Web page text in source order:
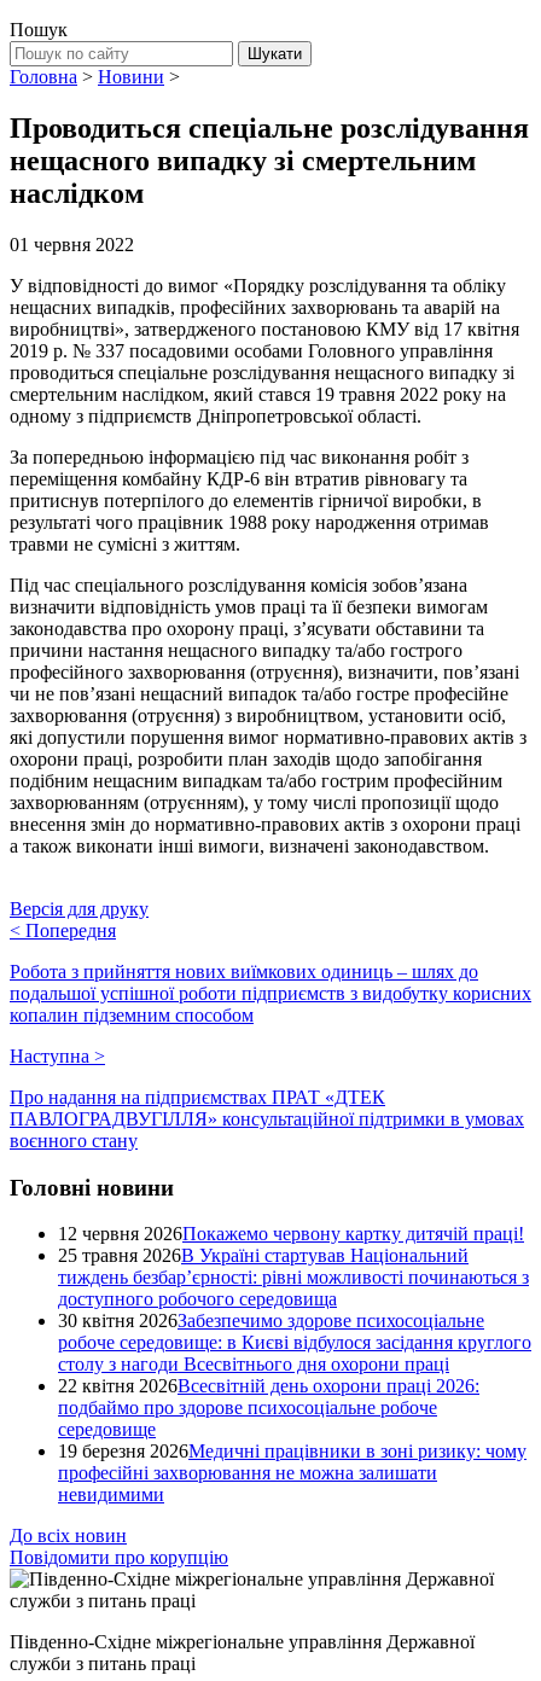
Пошук
Головна > Новини >
Проводиться спеціальне розслідування
нещасного випадку зі смертельним
наслідком
01 червня 2022
У відповідності до вимог «Порядку розслідування та обліку
нещасних випадків, професійних захворювань та аварій на
виробництві», затвердженого постановою КМУ від 17 квітня
2019 р. № 337 посадовими особами Головного управління
проводиться спеціальне розслідування нещасного випадку зі
смертельним наслідком, який стався 19 травня 2022 року на
одному з підприємств Дніпропетровської області.
За попередньою інформацією під час виконання робіт з
переміщення комбайну КДР-6 він втратив рівновагу та
притиснув потерпілого до елементів гірничої виробки, в
результаті чого працівник 1988 року народження отримав
травми не сумісні з життям.
Під час спеціального розслідування комісія зобов’язана
визначити відповідність умов праці та її безпеки вимогам
законодавства про охорону праці, з’ясувати обставини та
причини настання нещасного випадку та/або гострого
професійного захворювання (отруєння), визначити, пов’язані
чи не пов’язані нещасний випадок та/або гостре професійне
захворювання (отруєння) з виробництвом, установити осіб,
які допустили порушення вимог нормативно-правових актів з
охорони праці, розробити план заходів щодо запобігання
подібним нещасним випадкам та/або гострим професійним
захворюванням (отруєнням), у тому числі пропозиції щодо
внесення змін до нормативно-правових актів з охорони праці
а також виконати інші вимоги, визначені законодавством.
Версія для друку
< Попередня
Робота з прийняття нових виїмкових одиниць – шлях до
подальшої успішної роботи підприємств з видобутку корисних
копалин підземним способом
Наступна >
Про надання на підприємствах ПРАТ «ДТЕК
ПАВЛОГРАДВУГІЛЛЯ» консультаційної підтримки в умовах
воєнного стану
Головні новини
12 червня 2026Покажемо червону картку дитячій праці!
25 травня 2026В Україні стартував Національний
тиждень безбар’єрності: рівні можливості починаються з
доступного робочого середовища
30 квітня 2026Забезпечимо здорове психосоціальне
робоче середовище: в Києві відбулося засідання круглого
столу з нагоди Всесвітнього дня охорони праці
22 квітня 2026Всесвітній день охорони праці 2026:
подбаймо про здорове психосоціальне робоче
середовище
19 березня 2026Медичні працівники в зоні ризику: чому
професійні захворювання не можна залишати
невидимими
До всіх новин
Повідомити про корупцію
Південно-Східне міжрегіональне управління Державної
служби з питань праці